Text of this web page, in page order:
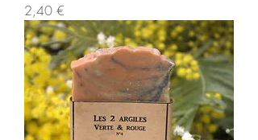
Prix
2,40 €